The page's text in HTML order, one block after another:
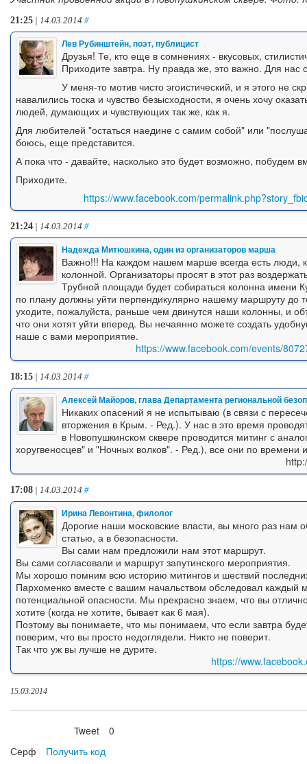
21:25 | 14.03.2014 #
Лев Рубинштейн, поэт, публицист
Друзья! Те, кто еще в сомнениях - вкусовых,
Приходите завтра. Ну правда же, это важно. Для нас
У меня-то мотив чисто эгоистический, и я этого не
навалились тоска и чувство безысходности, я очень хочу
людей, думающих и чувствующих так же, как я.
Для любителей "остаться наедине с самим собой" или
боюсь, еще представится.
А пока что - давайте, насколько это будет возможно, побудем
Приходите.
https://www.facebook.com/
21:24 | 14.03.2014 #
Надежда Митюшкина, один из организаторов марша
Важно!!! На каждом нашем марше всегда есть люди,
колонной. Организаторы просят в этот раз
Трубной площади будет собираться колонна имени
по плану должны уйти перпендикулярно нашему маршруту до
уходите, пожалуйста, раньше чем двинутся наши колонны, и
что они хотят уйти вперед. Вы нечаянно можете создать
наше с вами мероприятие.
https://www.facebook.com/events/
18:15 | 14.03.2014 #
Алексей Майоров, глава Департамента региональной
Никаких опасений я не испытываю (в связи с
вторжения в Крым. - Ред.). У нас в это время
в Новопушкинском сквере проводится митинг с
хоругвеносцев" и "Ночных волков". - Ред.), все они по времени
17:08 | 14.03.2014 #
Ирина Левонтина, филолог
Дорогие наши московские власти, вы много раз
статью, а в безопасности.
Вы сами нам предложили нам этот маршрут.
Вы сами согласовали и маршрут запутинского мероприятия.
Мы хорошо помним всю историю митингов и шествий
Пархоменко вместе с вашим начальством обследовал каждый
потенциальной опасности. Мы прекрасно знаем, что вы
хотите (когда не хотите, бывает как 6 мая).
Поэтому вы понимаете, что мы понимаем, что если завтра
поверим, что вы просто недоглядели. Никто не поверит.
Так что уж вы лучше не дурите.
https://
15.03.2014
Tweet
0
Серф
Получить код